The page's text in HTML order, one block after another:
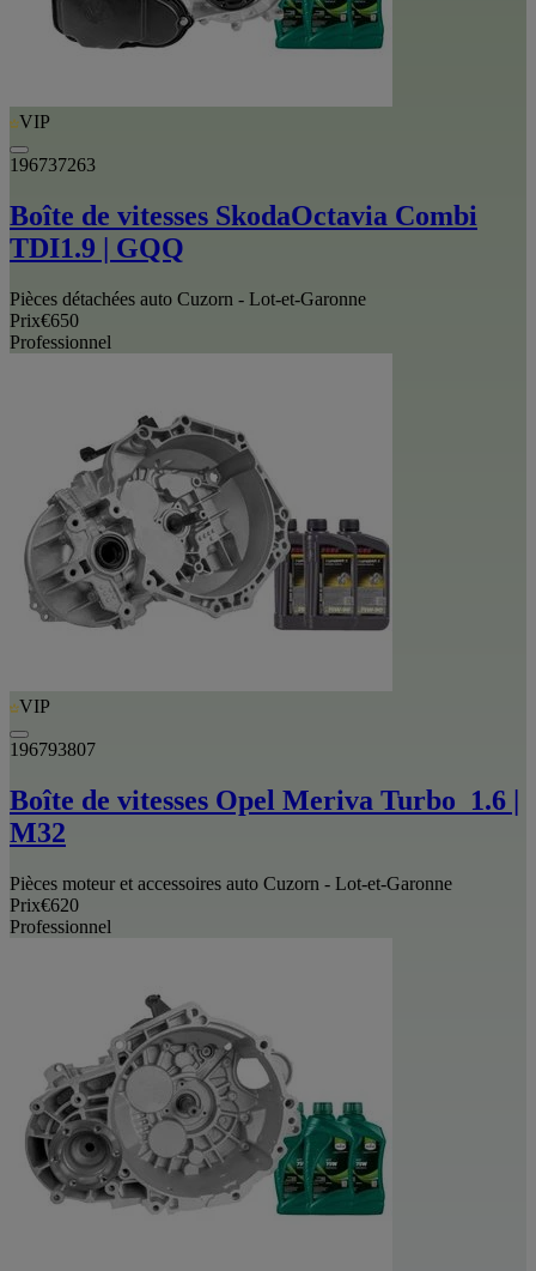
VIP
196737263
Boîte de vitesses SkodaOctavia Combi
TDI1.9 | GQQ
Pièces détachées auto Cuzorn - Lot-et-Garonne
Prix€650
Professionnel
VIP
196793807
Boîte de vitesses Opel Meriva Turbo_1.6 |
M32
Pièces moteur et accessoires auto Cuzorn - Lot-et-Garonne
Prix€620
Professionnel